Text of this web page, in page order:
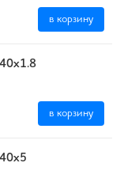
в корзину
в корзину